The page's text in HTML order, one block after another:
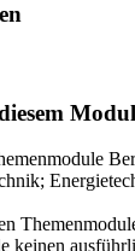
Modul
keinen